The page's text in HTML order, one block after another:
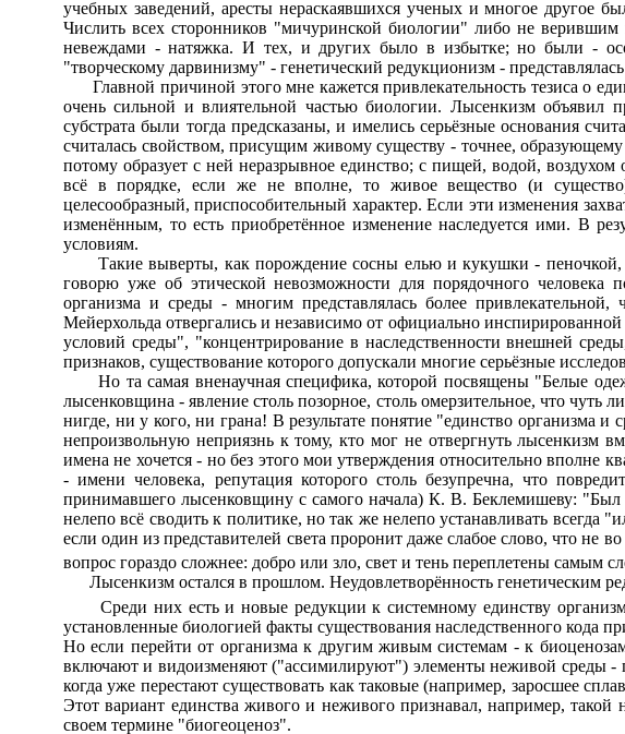
учебных заведений, аресты нераскаявшихся ученых и многое другое
Числить всех сторонников "мичуринской биологии" либо не
невеждами - натяжка. И тех, и других было в избытке; но были -
"творческому дарвинизму" - генетический редукционизм -
Главной причиной этого мне кажется привлекательность тезиса о
очень сильной и влиятельной частью биологии. Лысенкизм объявил
субстрата были тогда предсказаны, и имелись серьёзные основания
считалась свойством, присущим живому существу - точнее,
потому образует с ней неразрывное единство; с пищей, водой,
всё в порядке, если же не вполне, то живое вещество (и
целесообразный, приспособительный характер. Если эти изменения
изменённым, то есть приобретённое изменение наследуется ими. В
условиям.
Такие выверты, как порождение сосны елью и кукушки - пеночкой,
говорю уже об этической невозможности для порядочного человека
организма и среды - многим представлялась более
Мейерхольда отвергались и независимо от официально
условий среды", "концентрирование в наследственности внешней
признаков, существование которого допускали многие серьёзные
Но та самая вненаучная специфика, которой посвящены "Белые
лысенковщина - явление столь позорное, столь омерзительное, что
нигде, ни у кого, ни грана! В результате понятие "единство
непроизвольную неприязнь к тому, кто мог не отвергнуть лысенкизм
имена не хочется - но без этого мои утверждения относительно
- имени человека, репутация которого столь безупречна, что
принимавшего лысенковщину с самого начала) К. В. Беклемишеву: "Был
нелепо всё сводить к политике, но так же нелепо устанавливать всегда
если один из представителей света проронит даже слабое слово, что не
вопрос гораздо сложнее: добро или зло, свет и тень переплетены самым
Лысенкизм остался в прошлом. Неудовлетворённость генетическим
Среди них есть и новые редукции к системному единству
установленные биологией факты существования наследственного кода
Но если перейти от организма к другим живым системам - к
включают и видоизменяют ("ассимилируют") элементы неживой среды -
когда уже перестают существовать как таковые (например, заросшее
Этот вариант единства живого и неживого признавал, например,
своем термине "биогеоценоз".